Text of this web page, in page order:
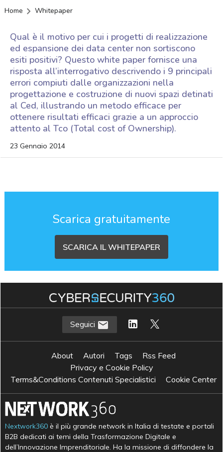
Home Whitepaper
Qual è il motivo per cui i progetti di realizzazione
ed espansione dei data center non sortiscono
esiti positivi? Questo white paper fornisce una
risposta all’interrogativo descrivendo i 9 principali
errori compiuti dalle organizzazioni nella
progettazione e costruzione di nuovi spazi detinati
al Ced, illustrando un metodo efficace per
ottenere risultati efficaci grazie a un approccio
attento al Tco (Total cost of Ownership).
23 Gennaio 2014
Scarica gratuitamente
SCARICA IL WHITEPAPER
Seguici
About Autori Tags
Rss Feed
Privacy e Cookie Policy
Terms&Conditions Contenuti Specialistici
Cookie Center
Nextwork360 è il più grande network in Italia di testate e portali
B2B dedicati ai temi della Trasformazione Digitale e
dell’Innovazione Imprenditoriale. Ha la missione di diffondere la